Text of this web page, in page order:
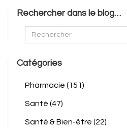
Rechercher dans le blog…
Catégories
Pharmacie (151)
Santé (47)
Santé & Bien-être (22)